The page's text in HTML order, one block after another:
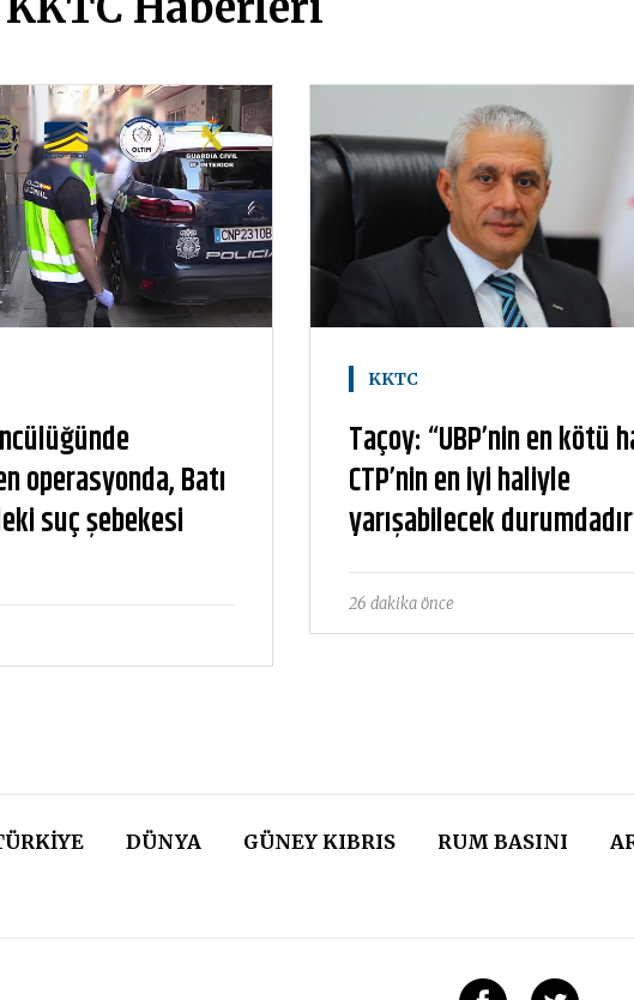
operasyonda, Batı
suç şebekesi
KKTC
Taçoy: “UBP’nin en kötü
CTP’nin en iyi haliyle
yarışabilecek
26 dakika önce
DÜNYA GÜNEY KIBRIS RUM BASINI